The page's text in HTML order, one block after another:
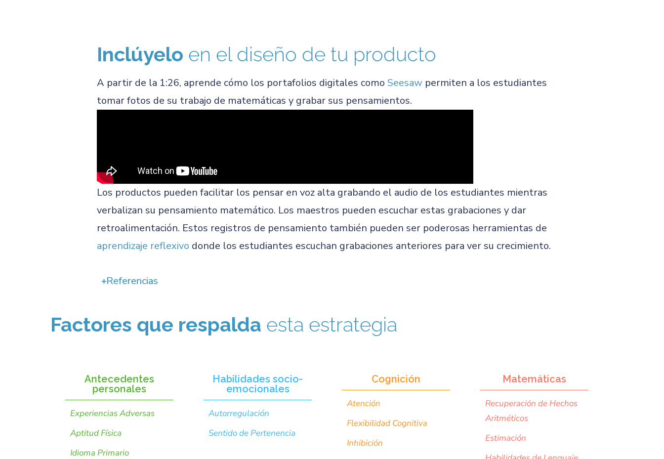
Inclúyelo en el diseño de tu producto
A partir de la 1:26, aprende cómo los portafolios digitales como Seesaw permiten a los estudiantes
tomar fotos de su trabajo de matemáticas y grabar sus pensamientos.
Los productos pueden facilitar los pensar en voz alta grabando el audio de los estudiantes mientras
verbalizan su pensamiento matemático. Los maestros pueden escuchar estas grabaciones y dar
retroalimentación. Estos registros de pensamiento también pueden ser poderosas herramientas de
aprendizaje reflexivo donde los estudiantes escuchan grabaciones anteriores para ver su crecimiento.
Referencias
Factores que respalda esta estrategia
Antecedentes
personales
Experiencias Adversas
Aptitud Física
Idioma Primario
Habilidades socio-
emocionales
Autorregulación
Sentido de Pertenencia
Cognición
Atención
Flexibilidad Cognitiva
Inhibición
Matemáticas
Recuperación de Hechos
Aritméticos
Estimación